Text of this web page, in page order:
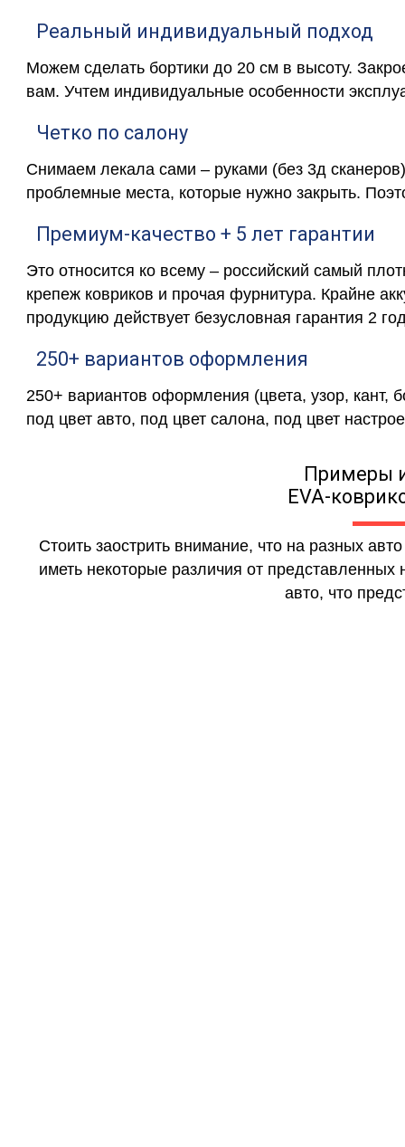
Реальный индивидуальный подход
Можем сделать бортики до 20 см в высоту.
вам. Учтем индивидуальные особенности
Четко по салону
Снимаем лекала сами – руками (без 3д
проблемные места, которые нужно закрыть.
Премиум-качество + 5 лет гарантии
Это относится ко всему – российский самый
крепеж ковриков и прочая фурнитура. Крайне
продукцию действует безусловная гарантия 2
250+ вариантов оформления
250+ вариантов оформления (цвета, узор, кант,
под цвет авто, под цвет салона, под цвет
Примеры
EVA-
Стоить заострить внимание, что на разных
иметь некоторые различия от
авто, что